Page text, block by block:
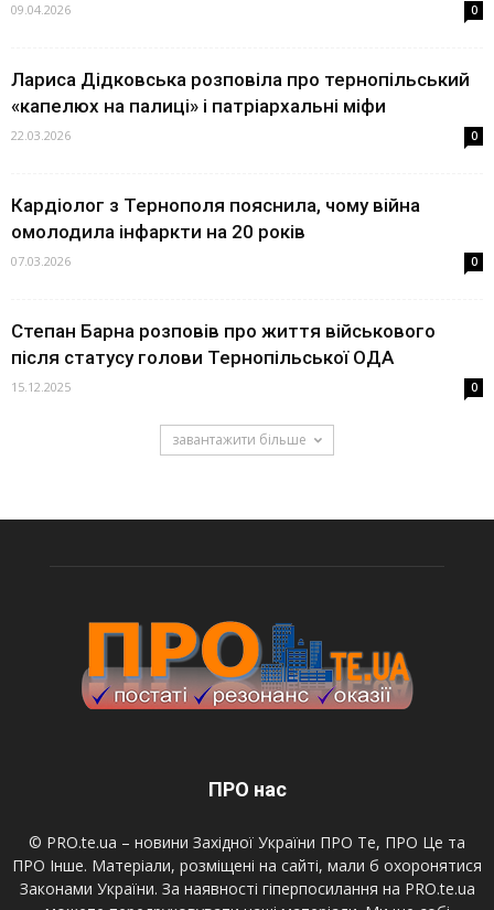
09.04.2026 0
Лариса Дідковська розповіла про тернопільський
«капелюх на палиці» і патріархальні міфи
22.03.2026 0
Кардіолог з Тернополя пояснила, чому війна
омолодила інфаркти на 20 років
07.03.2026 0
Степан Барна розповів про життя військового
після статусу голови Тернопільської ОДА
15.12.2025 0
завантажити більше
ПРО нас
© PRO.te.ua – новини Західної України ПРО Те, ПРО Це та
ПРО Інше. Матеріали, розміщені на сайті, мали б охоронятися
Законами України. За наявності гіперпосилання на PRO.te.ua